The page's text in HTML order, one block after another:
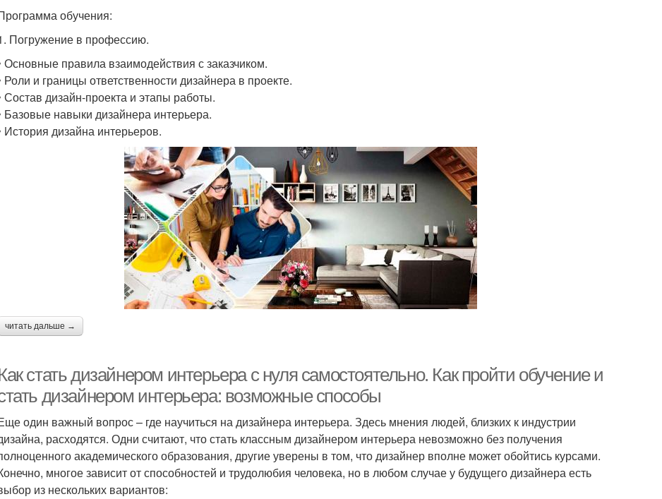
обучения:
Погружение в профессию.
Основные правила взаимодействия с заказчиком.
Роли и границы ответственности дизайнера в проекте.
Состав дизайн-проекта и этапы работы.
Базовые навыки дизайнера интерьера.
История дизайна интерьеров.
читать дальше →
стать дизайнером интерьера с нуля самостоятельно. Как пройти обучение и
дизайнером интерьера: возможные способы
один важный вопрос – где научиться на дизайнера интерьера. Здесь мнения людей, близких к индустрии
расходятся. Одни считают, что стать классным дизайнером интерьера невозможно без получения
академического образования, другие уверены в том, что дизайнер вполне может обойтись курсами.
многое зависит от способностей и трудолюбия человека, но в любом случае у будущего дизайнера есть
из нескольких вариантов: